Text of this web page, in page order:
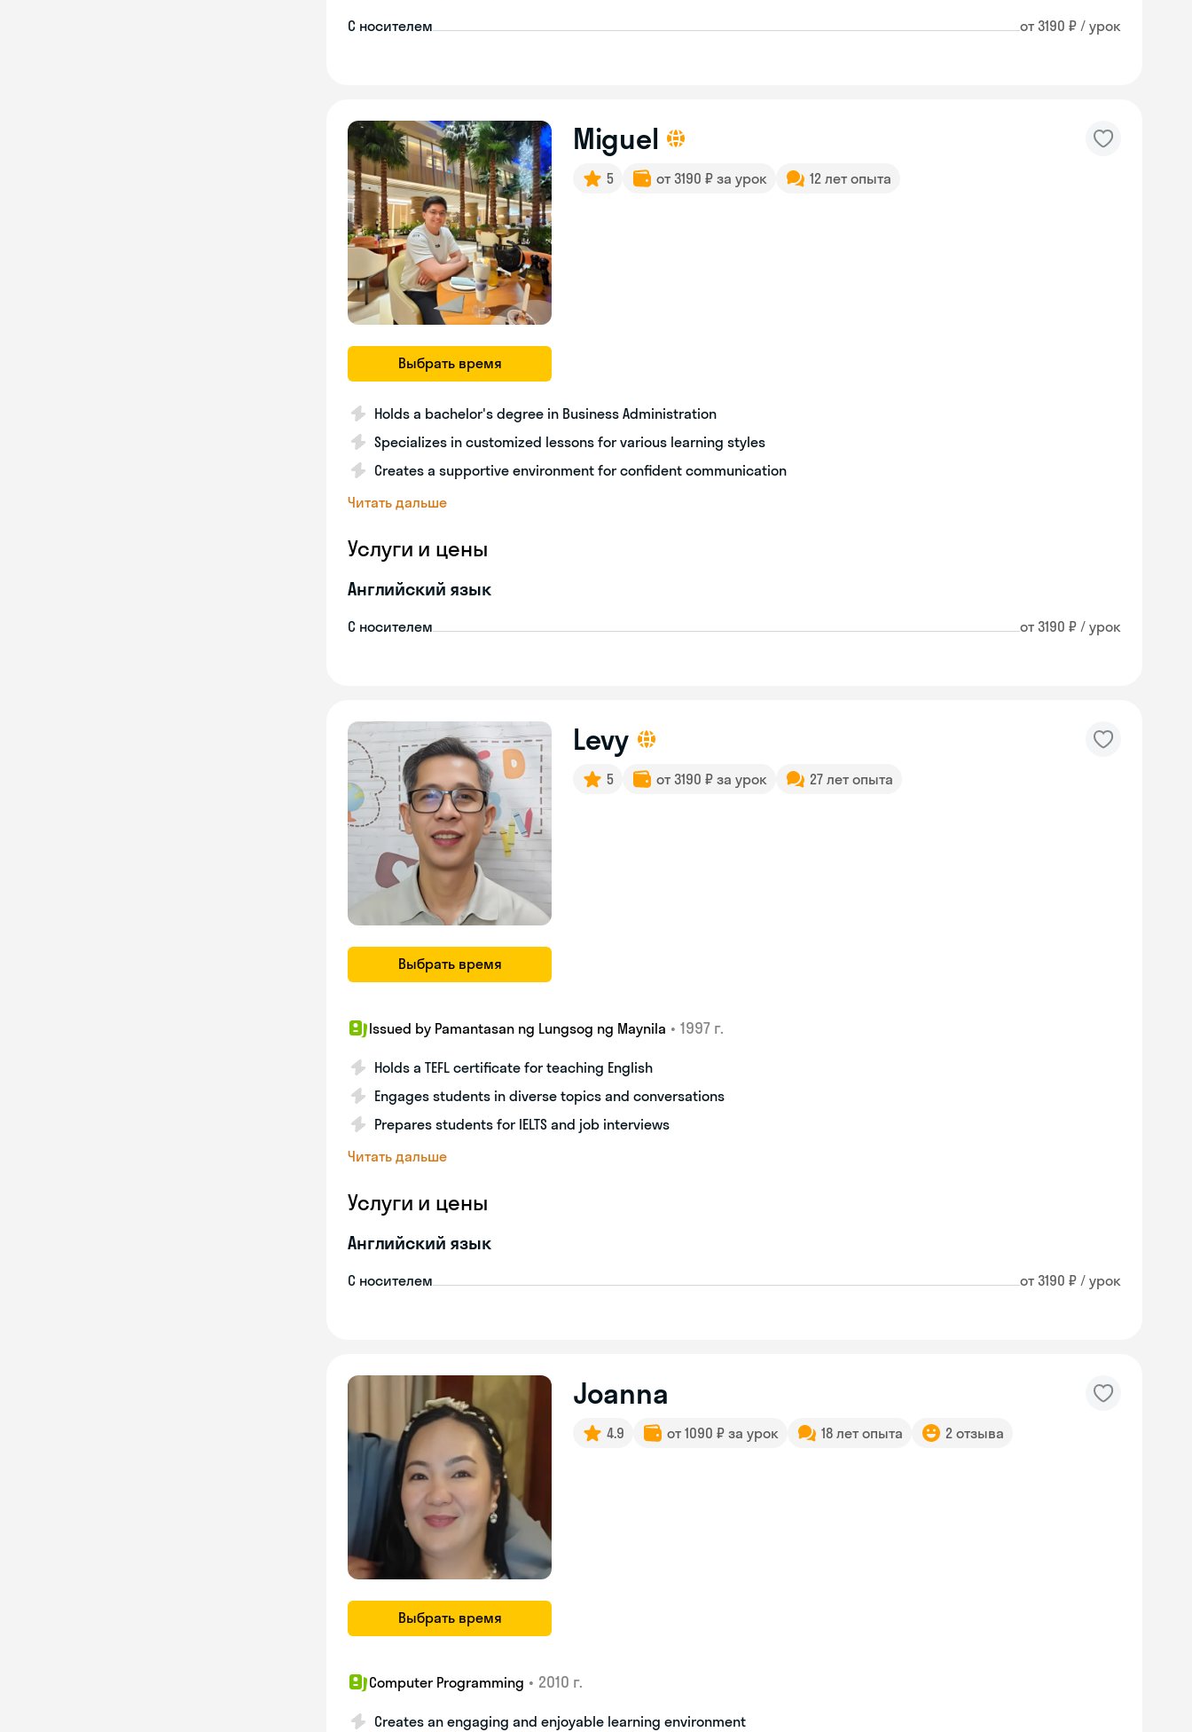
С носителем от 3190 ₽ / урок
Выбрать время
Miguel
5 от 3190 ₽ за урок 12 лет опыта
Holds a bachelor's degree in Business Administration
Specializes in customized lessons for various learning styles
Creates a supportive environment for confident communication
Читать дальше
Услуги и цены
Английский язык
С носителем от 3190 ₽ / урок
Выбрать время
Levy
5 от 3190 ₽ за урок 27 лет опыта
Issued by Pamantasan ng Lungsog ng Maynila • 1997 г.
Holds a TEFL certificate for teaching English
Engages students in diverse topics and conversations
Prepares students for IELTS and job interviews
Читать дальше
Услуги и цены
Английский язык
С носителем от 3190 ₽ / урок
Выбрать время
Joanna
4.9 от 1090 ₽ за урок 18 лет опыта 2 отзыва
Computer Programming • 2010 г.
Creates an engaging and enjoyable learning environment